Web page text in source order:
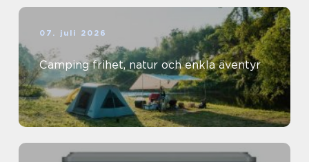
07. juli 2026
Camping frihet, natur och enkla äventyr